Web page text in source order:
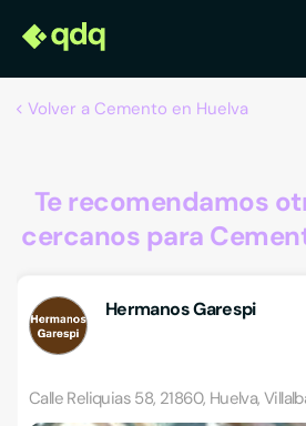
Volver a Cemento en Huelva
Te recomendamos
cercanos para
Hermanos Garespi
Calle Reliquias 58, 21860, Huelva,